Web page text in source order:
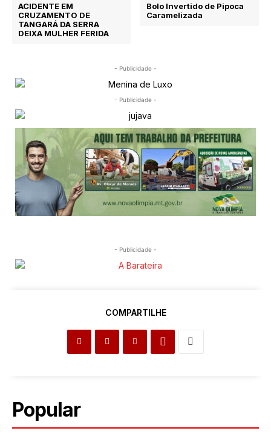
ACIDENTE EM
CRUZAMENTO DE
TANGARÁ DA SERRA
DEIXA MULHER FERIDA
Bolo Invertido de Pipoca
Caramelizada
- Publicidade -
- Publicidade -
- Publicidade -
COMPARTILHE
Popular